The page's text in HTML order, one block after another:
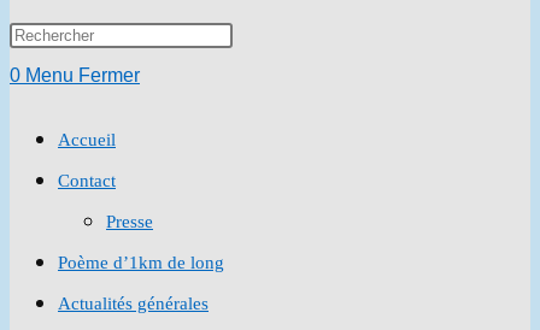
search
Press
0 Menu Fermer
Accueil
Contact
Presse
Poème d’1km de long
Actualités générales